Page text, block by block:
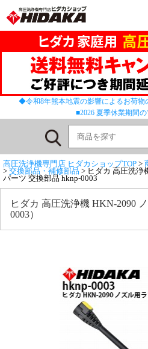
◆令和8年熊本地震の影響によるお荷
■2026 夏季休業期間
高圧洗浄機専門店 ヒダカショップTOP >
> 交換部品・補修部品 > ヒダカ 高圧洗浄
パーツ 交換部品 hknp-0003
ヒダカ 高圧洗浄機 HKN-2090
0003）